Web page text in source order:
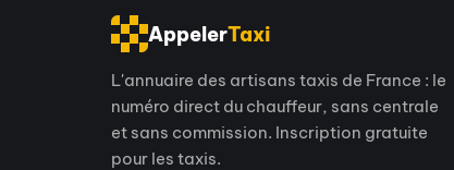
AppelerTaxi
L'annuaire des artisans taxis de France : le
numéro direct du chauffeur, sans centrale
et sans commission. Inscription gratuite
pour les taxis.